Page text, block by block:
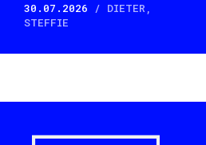
30.07.2026
/ DIETER,
STEFFIE